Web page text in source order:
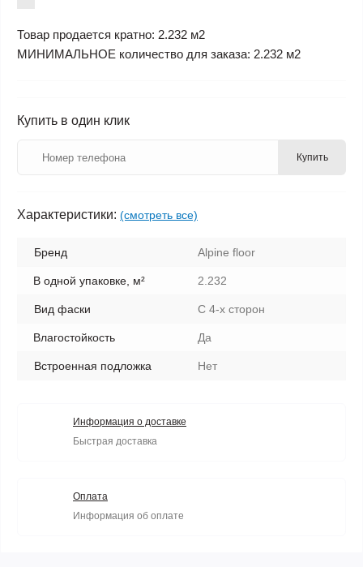
Товар продается кратно: 2.232 м2
МИНИМАЛЬНОЕ количество для заказа: 2.232 м2
Купить в один клик
Купить
Характеристики: (смотреть все)
Бренд Alpine floor
В одной упаковке, м² 2.232
Вид фаски С 4-х сторон
Влагостойкость Да
Встроенная подложка Нет
Информация о доставке
Быстрая доставка
Оплата
Информация об оплате